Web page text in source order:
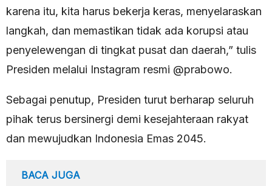
karena itu, kita harus bekerja keras, menyelaraskan
langkah, dan memastikan tidak ada korupsi atau
penyelewengan di tingkat pusat dan daerah,” tulis
Presiden melalui Instagram resmi @prabowo.
Sebagai penutup, Presiden turut berharap seluruh
pihak terus bersinergi demi kesejahteraan rakyat
dan mewujudkan Indonesia Emas 2045.
BACA JUGA